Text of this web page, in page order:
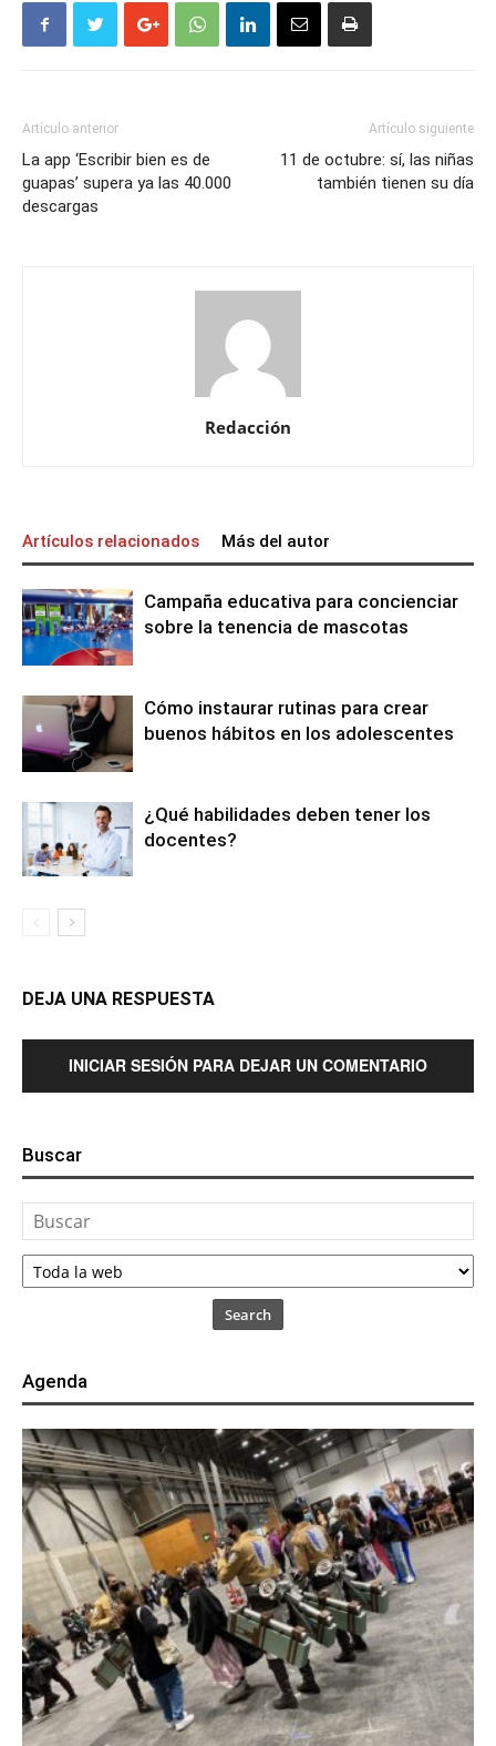
Artículo anterior
La app ‘Escribir bien es de
guapas’ supera ya las 40.000
descargas
Artículo siguiente
11 de octubre: sí, las niñas
también tienen su día
Redacción
Artículos relacionados Más del autor
Campaña educativa para concienciar
sobre la tenencia de mascotas
Cómo instaurar rutinas para crear
buenos hábitos en los adolescentes
¿Qué habilidades deben tener los
docentes?
DEJA UNA RESPUESTA
INICIAR SESIÓN PARA DEJAR UN COMENTARIO
Buscar
Search
Agenda